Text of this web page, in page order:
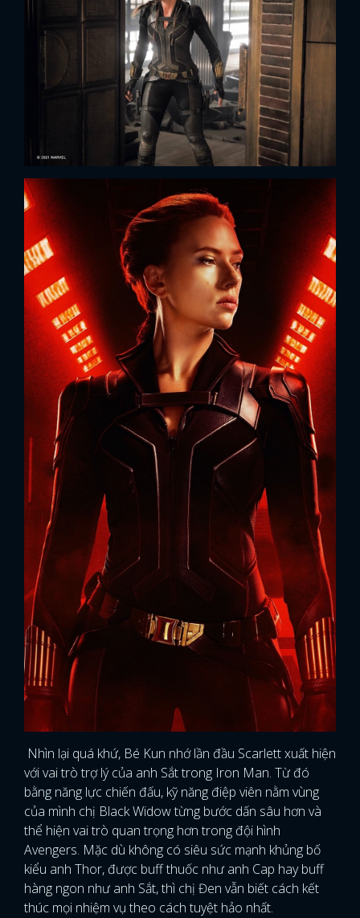
Nhìn lại quá khứ, Bé Kun nhớ lần đầu Scarlett xuất hiện
với vai trò trợ lý của anh Sắt trong Iron Man. Từ đó
bằng năng lực chiến đấu, kỹ năng điệp viên nằm vùng
của mình chị Black Widow từng bước dấn sâu hơn và
thể hiện vai trò quan trọng hơn trong đội hình
Avengers. Mặc dù không có siêu sức mạnh khủng bố
kiểu anh Thor, được buff thuốc như anh Cap hay buff
hàng ngon như anh Sắt, thì chị Đen vẫn biết cách kết
thúc mọi nhiệm vụ theo cách tuyệt hảo nhất.